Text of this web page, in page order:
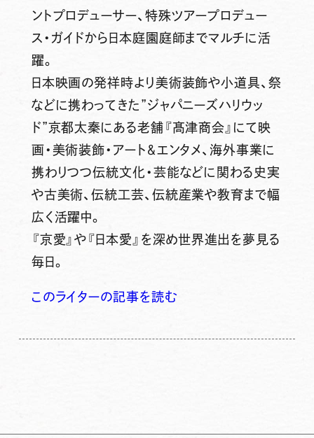
ントプロデューサー、特殊ツアープロデュー
ス・ガイドから日本庭園庭師までマルチに活
躍。
日本映画の発祥時より美術装飾や小道具、祭
などに携わってきた”ジャパニーズハリウッ
ド”京都太秦にある老舗『髙津商会』にて映
画・美術装飾・アート＆エンタメ、海外事業に
携わりつつ伝統文化・芸能などに関わる史実
や古美術、伝統工芸、伝統産業や教育まで幅
広く活躍中。
『京愛』や『日本愛』を深め世界進出を夢見る
毎日。
このライターの記事を読む